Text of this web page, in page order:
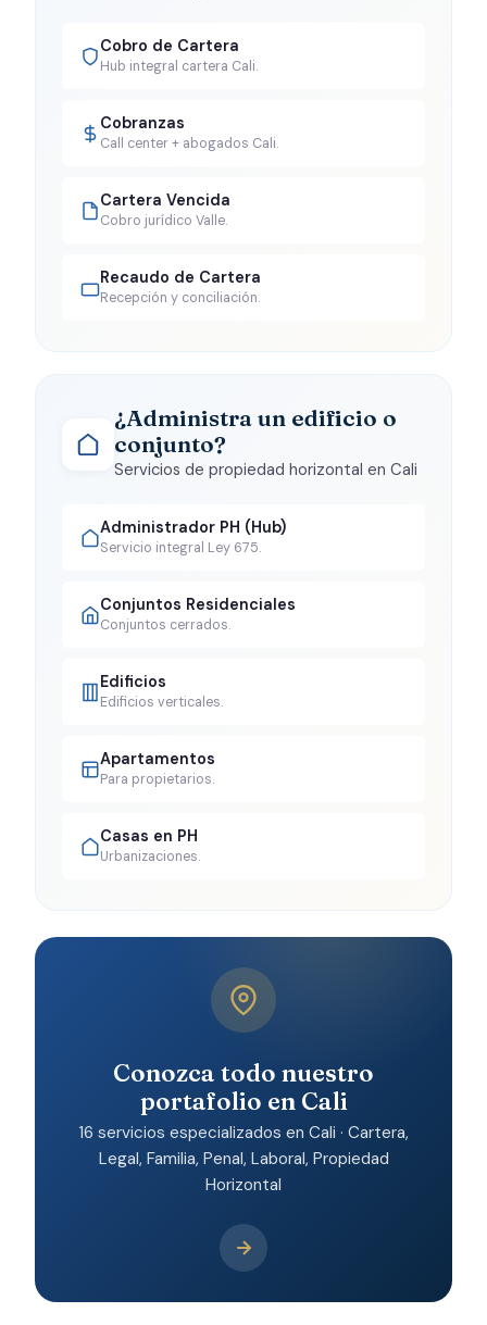
Cobro de Cartera
Hub integral cartera Cali.
Cobranzas
Call center + abogados Cali.
Cartera Vencida
Cobro jurídico Valle.
Recaudo de Cartera
Recepción y conciliación.
¿Administra un edificio o
conjunto?
Servicios de propiedad horizontal en Cali
Administrador PH (Hub)
Servicio integral Ley 675.
Conjuntos Residenciales
Conjuntos cerrados.
Edificios
Edificios verticales.
Apartamentos
Para propietarios.
Casas en PH
Urbanizaciones.
Conozca todo nuestro
portafolio en Cali
16 servicios especializados en Cali · Cartera,
Legal, Familia, Penal, Laboral, Propiedad
Horizontal